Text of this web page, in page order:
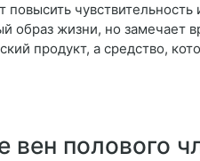
образ жизни, но
продукт, а средство,
вен полового